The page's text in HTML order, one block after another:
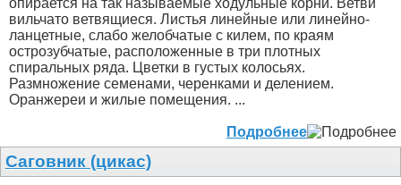
опирается на так называемые ходульные корни. Ветви
вильчато ветвящиеся. Листья линейные или линейно-
ланцетные, слабо желобчатые с килем, по краям
острозубчатые, расположенные в три плотных
спиральных ряда. Цветки в густых колосьях.
Размножение семенами, черенками и делением.
Оранжереи и жилые помещения. ...
Подробнее
Саговник (цикас)